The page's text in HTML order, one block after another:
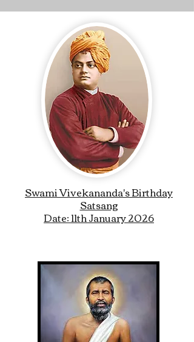
Swami Vivekananda's Birthday
Satsang
Date: 11th January 2026